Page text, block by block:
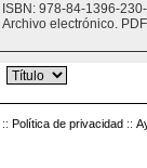
ISBN: 978-84-1396-
Archivo electrónico.
:: Política de privacidad ::